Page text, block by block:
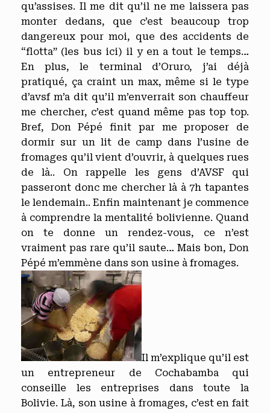
qu’assises. Il me dit qu’il ne me laissera pas
monter dedans, que c’est beaucoup trop
dangereux pour moi, que des accidents de
“flotta” (les bus ici) il y en a tout le temps…
En plus, le terminal d’Oruro, j’ai déjà
pratiqué, ça craint un max, même si le type
d’avsf m’a dit qu’il m’enverrait son chauffeur
me chercher, c’est quand même pas top top.
Bref, Don Pépé finit par me proposer de
dormir sur un lit de camp dans l’usine de
fromages qu’il vient d’ouvrir, à quelques rues
de là.. On rappelle les gens d’AVSF qui
passeront donc me chercher là à 7h tapantes
le lendemain.. Enfin maintenant je commence
à comprendre la mentalité bolivienne. Quand
on te donne un rendez-vous, ce n’est
vraiment pas rare qu’il saute… Mais bon, Don
Pépé m’emmène dans son usine à fromages.
Il m’explique qu’il est
un entrepreneur de Cochabamba qui
conseille les entreprises dans toute la
Bolivie. Là, son usine à fromages, c’est en fait